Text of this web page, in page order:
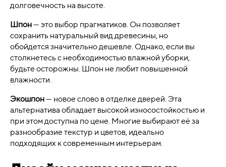
долговечность на высоте.
Шпон— это выбор прагматиков. Он позволяет
сохранить натуральный вид древесины, но
обойдется значительно дешевле. Однако, если вы
столкнетесь с необходимостью влажной уборки,
будьте осторожны. Шпон не любит повышенной
влажности.
Экошпон— новое слово в отделке дверей. Эта
альтернатива обладает высокой износостойкостью и
при этом доступна по цене. Многие выбирают её за
разнообразие текстур и цветов, идеально
подходящих к современным интерьерам.